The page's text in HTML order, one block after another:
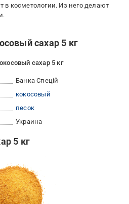
в косметологии. Из него делают
сахар 5 кг
сахар 5 кг
Банка Спецій
кокосовый
песок
Украина
5 кг